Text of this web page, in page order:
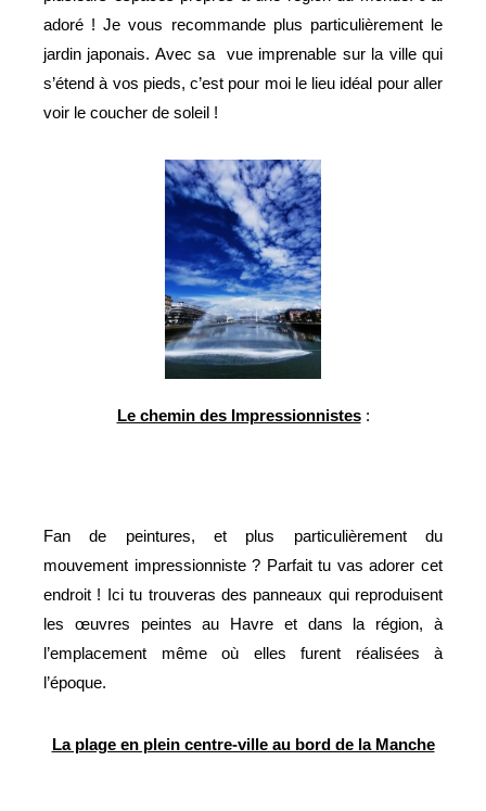
adoré ! Je vous recommande plus particulièrement le
jardin japonais. Avec sa
vue imprenable sur la ville qui
s’étend à vos pieds, c’est pour moi le lieu idéal pour aller
voir le coucher de soleil !
Le chemin des Impressionnistes:
Fan de peintures, et plus particulièrement du
mouvement impressionniste ? Parfait tu vas adorer cet
endroit ! Ici tu trouveras des panneaux qui reproduisent
les œuvres peintes au Havre et dans la région, à
l’emplacement même où elles furent réalisées à
l’époque.
La plage en plein centre-ville au bord de la Manche